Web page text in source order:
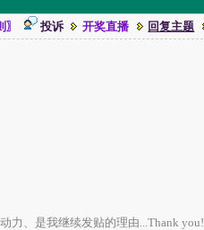
投诉 开奖直播 回复主题
力、是我继续发贴的理由...Thank you!